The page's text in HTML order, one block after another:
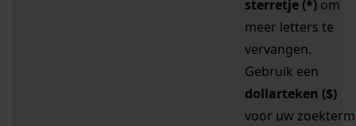
sterretje (*) om
meer letters te
vervangen.
Gebruik een
dollarteken ($)
voor uw zoekterm